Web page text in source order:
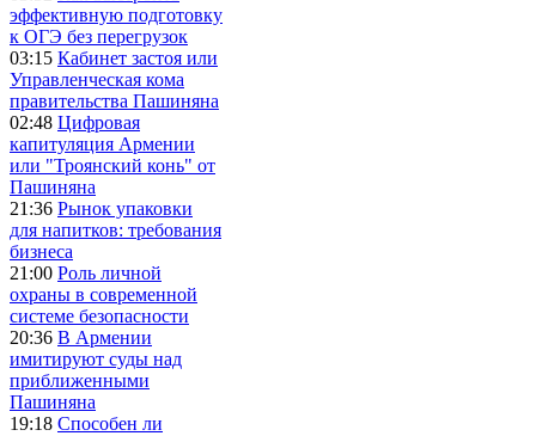
эффективную подготовку
к ОГЭ без перегрузок
03:15 Кабинет застоя или
Управленческая кома
правительства Пашиняна
02:48 Цифровая
капитуляция Армении
или "Троянский конь" от
Пашиняна
21:36 Рынок упаковки
для напитков: требования
бизнеса
21:00 Роль личной
охраны в современной
системе безопасности
20:36 В Армении
имитируют суды над
приближенными
Пашиняна
19:18 Способен ли